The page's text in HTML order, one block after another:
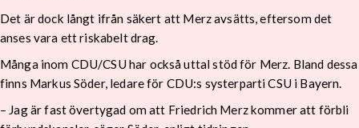
Det är dock långt ifrån säkert att Merz avsätts, eftersom det
anses vara ett riskabelt drag.
Många inom CDU/CSU har också uttal stöd för Merz. Bland dessa
finns Markus Söder, ledare för CDU:s systerparti CSU i Bayern.
– Jag är fast övertygad om att Friedrich Merz kommer att förbli